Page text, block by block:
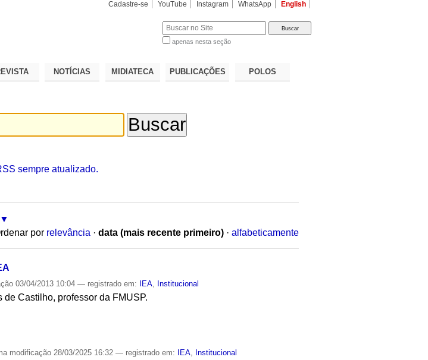
Cadastre-se YouTube Instagram WhatsApp English
apenas nesta seção
NOTÍCIAS MIDIATECA PUBLICAÇÕES POLOS
sempre atualizado.
por relevância · data (mais recente primeiro) · alfabeticamente
03/04/2013 10:04— registrado em: IEA Institucional
Castilho, professor da FMUSP.
modificação 28/03/2025 16:32— registrado em: IEA Institucional